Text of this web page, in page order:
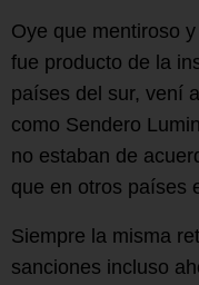
Oye que mentiroso
fue producto de la
países del sur, vení
como Sendero
no estaban de
que en otros países
Siempre la misma
sanciones incluso